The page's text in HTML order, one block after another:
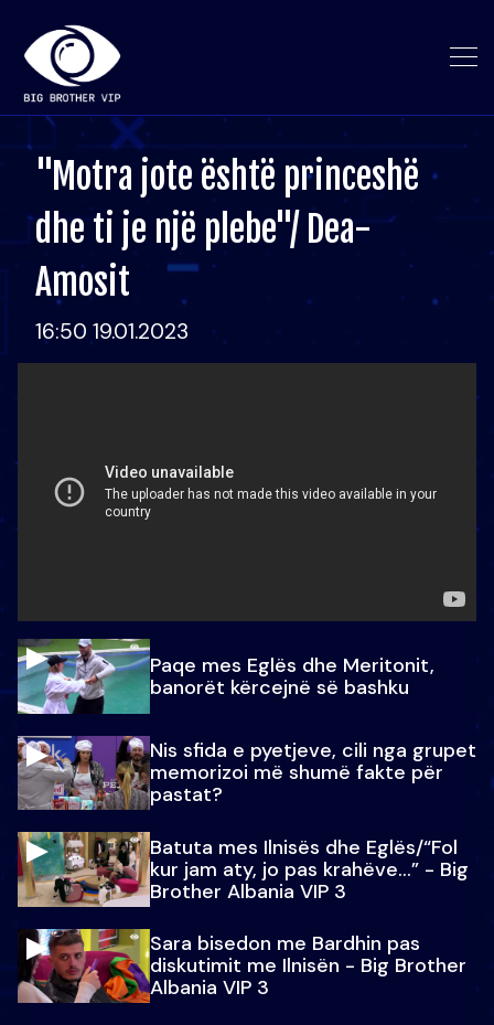
"Motra jote është princeshë
dhe ti je një plebe"/ Dea-
Amosit
16:50 19.01.2023
Paqe mes Eglës dhe Meritonit,
banorët kërcejnë së bashku
Nis sfida e pyetjeve, cili nga grupet
memorizoi më shumë fakte për
pastat?
Batuta mes Ilnisës dhe Eglës/“Fol
kur jam aty, jo pas krahëve…” - Big
Brother Albania VIP 3
Sara bisedon me Bardhin pas
diskutimit me Ilnisën - Big Brother
Albania VIP 3